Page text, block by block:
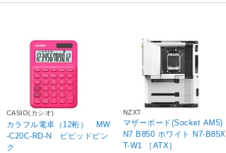
CASIO(カシオ)
カラフル電卓（12桁） MW
-C20C-RD-N ビビッドピン
ク
NZXT
マザーボード(Socket AM5)
N7 B850 ホワイト N7-B85X
T-W1 ［ATX］